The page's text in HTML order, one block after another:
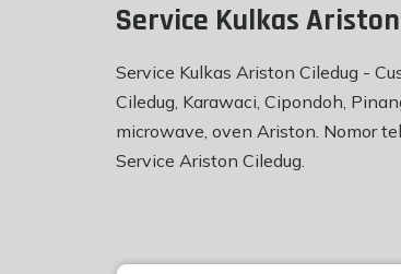
Service Kulkas
Service Kulkas Ariston Ciledug -
Ciledug, Karawaci, Cipondoh,
microwave, oven Ariston. Nomor
Service Ariston Ciledug.